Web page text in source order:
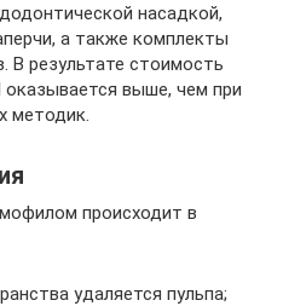
насадкой,
а также комплекты
В результате стоимость
выше, чем при
методик.
происходит в
удаляется пульпа;